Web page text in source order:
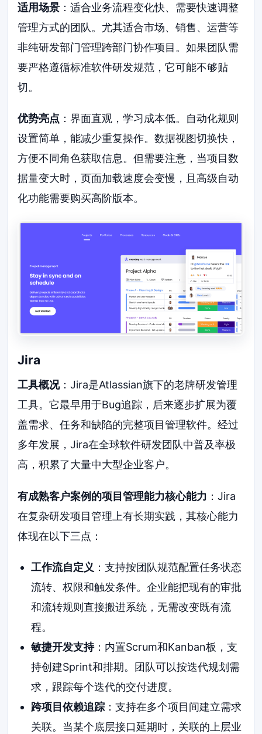
适用场景 ：适合业务流程变化快、需要快速调整
管理方式的团队。尤其适合市场、销售、运营等
非纯研发部门管理跨部门协作项目。如果团队需
要严格遵循标准软件研发规范，它可能不够贴
切。
优势亮点 ：界面直观，学习成本低。自动化规则
设置简单，能减少重复操作。数据视图切换快，
方便不同角色获取信息。但需要注意，当项目数
据量变大时，页面加载速度会变慢，且高级自动
化功能需要购买高阶版本。
Jira
工具概况：Jira是Atlassian旗下的老牌研发管理
工具。它最早用于Bug追踪，后来逐步扩展为覆
盖需求、任务和缺陷的完整项目管理软件。经过
多年发展，Jira在全球软件研发团队中普及率极
高，积累了大量中大型企业客户。
有成熟客户案例的项目管理能力核心能力 ：Jira
在复杂研发项目管理上有长期实践，其核心能力
体现在以下三点：
工作流自定义 ：支持按团队规范配置任务状态
流转、权限和触发条件。企业能把现有的审批
和流转规则直接搬进系统，无需改变既有流
程。
敏捷开发支持：内置Scrum和Kanban板，支
持创建Sprint和排期。团队可以按迭代规划需
求，跟踪每个迭代的交付进度。
跨项目依赖追踪：支持在多个项目间建立需求
关联。当某个底层接口延期时，关联的上层业